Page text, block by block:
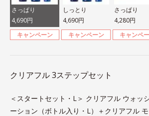
さっぱり
4,690円
キャンペーン
しっとり
4,690円
キャンペーン
さっぱり
4,280円
キャンペ
クリアフル 3ステップセット
＜スタートセット・L＞ クリアフル ウォッ
ーション（ボトル入り・L）＋クリアフル